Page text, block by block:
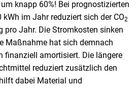
knapp 60%! Bei prognostizierten
im Jahr reduziert sich der CO2
pro Jahr. Die Stromkosten sinken
Maßnahme hat sich demnach
finanziell amortisiert. Die längere
reduziert zusätzlich den
dabei Material und